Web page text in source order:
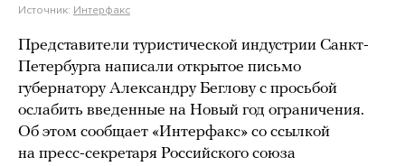
Источник: Интерфакс
Представители туристической индустрии Санкт-
Петербурга написали открытое письмо
губернатору Александру Беглову с просьбой
ослабить введенные на Новый год ограничения.
Об этом сообщает «Интерфакс» со ссылкой
на пресс-секретаря Российского союза